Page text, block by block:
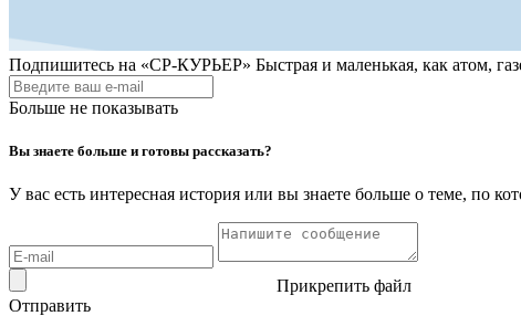
Подпишитесь на «СР-КУРЬЕР» Быстрая и маленькая, как атом,
Больше не показывать
Вы знаете больше и готовы рассказать?
У вас есть интересная история или вы знаете больше о теме,
Прикрепить файл
Отправить